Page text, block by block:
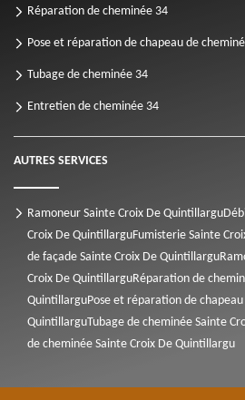
Réparation de cheminée 34
Pose et réparation de chapeau de
Tubage de cheminée 34
Entretien de cheminée 34
AUTRES SERVICES
Ramoneur Sainte Croix De Quintillargu
Croix De QuintillarguFumisterie Sainte
de façade Sainte Croix De Quintillargu
Croix De QuintillarguRéparation de
QuintillarguPose et réparation de
QuintillarguTubage de cheminée Sainte
de cheminée Sainte Croix De Quintillargu